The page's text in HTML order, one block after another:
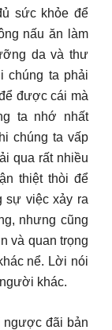
sức khỏe để
nấu ăn làm
da và thư
chúng ta phải
được cái mà
ta nhớ nhất
chúng ta vấp
qua rất nhiều
thiệt thòi để
sự việc xảy ra
nhưng cũng
và quan trọng
nể. Lời nói
khác.
đãi bản